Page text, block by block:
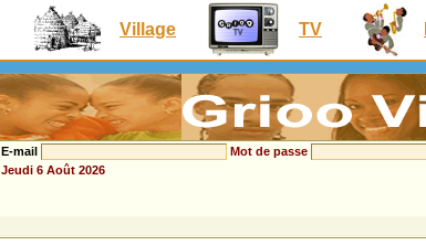
Village TV
E-mail Mot de passe
Jeudi 6 Août 2026